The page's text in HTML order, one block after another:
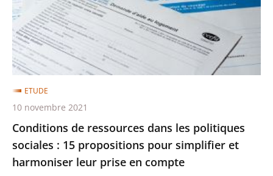
politiques
sociales
:
15
propositions
pour
simplifier
et
harmoniser
leur
Conditions de ressources dans les politiques
sociales : 15 propositions pour simplifier et
harmoniser leur prise en compte
ETUDE
10 novembre 2021